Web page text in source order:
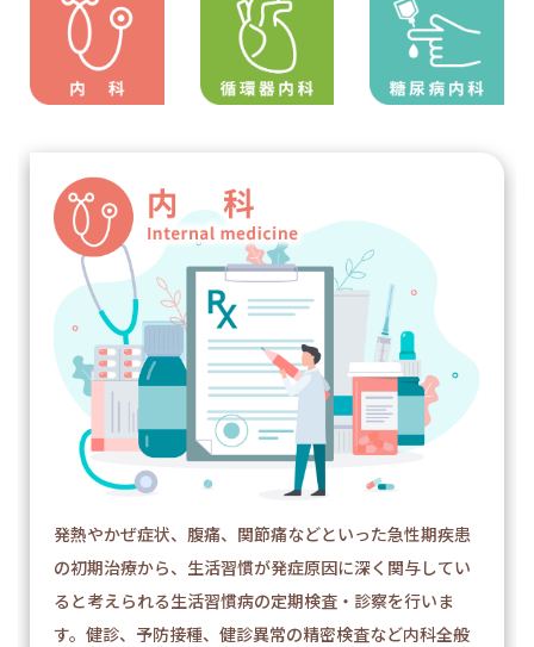
発熱やかぜ症状、腹痛、関節痛などといった急性期疾患
の初期治療から、生活習慣が発症原因に深く関与してい
ると考えられる生活習慣病の定期検査・診察を行いま
す。健診、予防接種、健診異常の精密検査など内科全般